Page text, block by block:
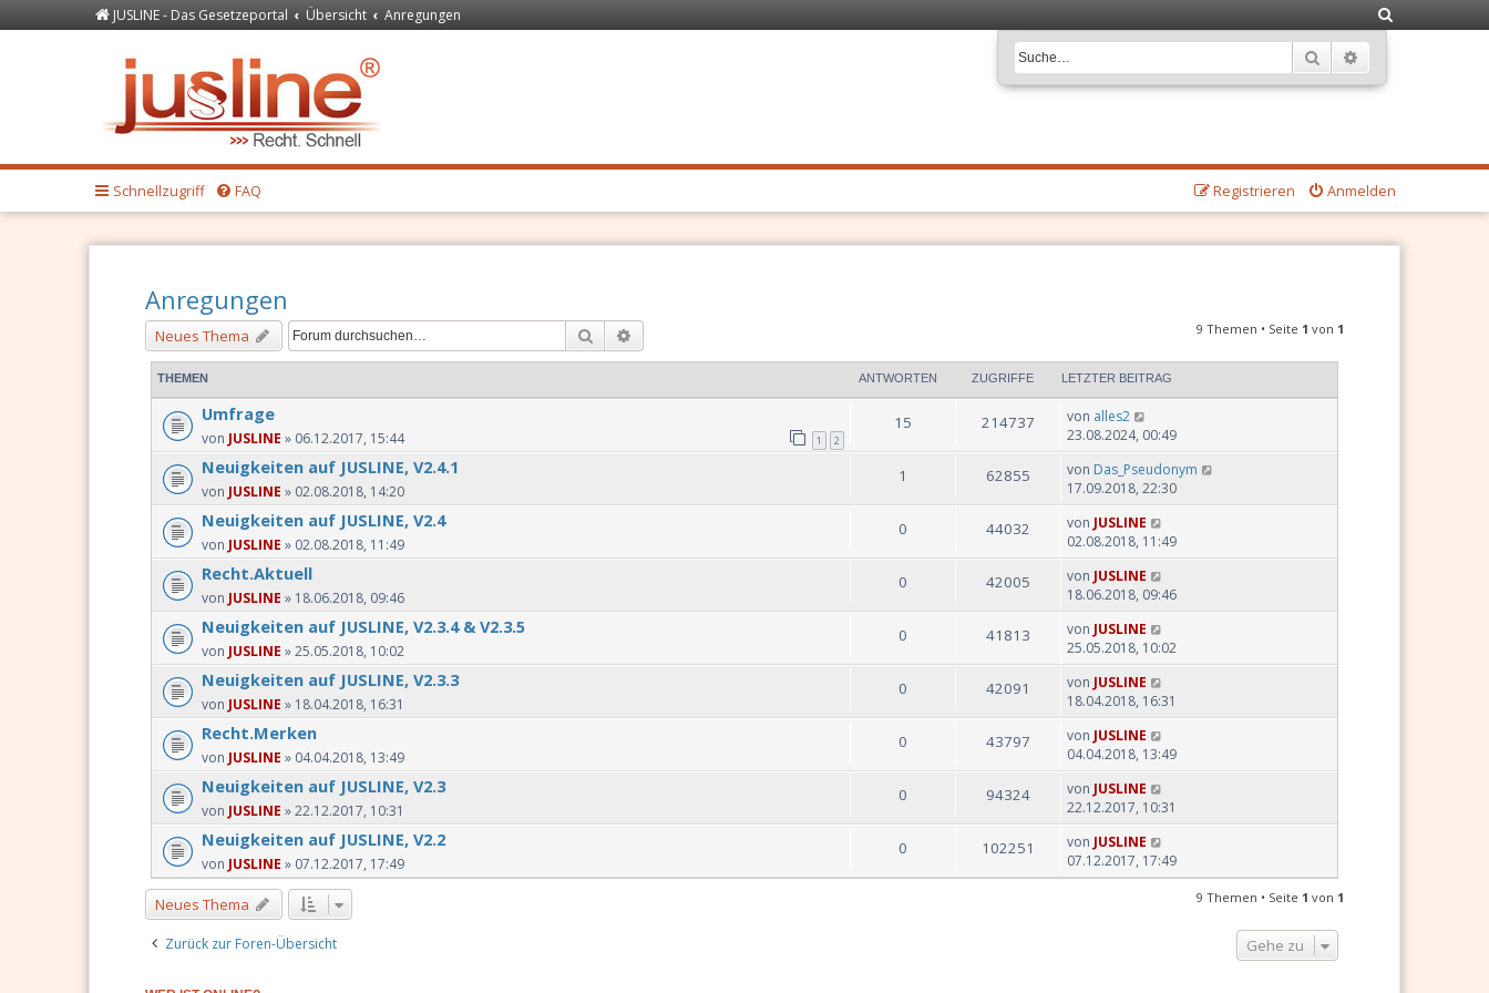
JUSLINE - Das Gesetzeportal Übersicht Anregungen
Suche
Schnellzugriff FAQ Anmelden
Registrieren
Anregungen
Neues Thema Suche 9 Themen • Seite 1 von 1
THEMEN ANTWORTEN ZUGRIFFE LETZTER BEITRAG
Umfrage
von JUSLINE » 06.12.2017, 15:44 1 2
15 214737 von alles2
23.08.2024, 00:49
Neuigkeiten auf JUSLINE, V2.4.1
von JUSLINE » 02.08.2018, 14:20
1 62855 von Das_Pseudonym
17.09.2018, 22:30
Neuigkeiten auf JUSLINE, V2.4
von JUSLINE » 02.08.2018, 11:49
0 44032 von JUSLINE
02.08.2018, 11:49
Recht.Aktuell
von JUSLINE » 18.06.2018, 09:46
0 42005 von JUSLINE
18.06.2018, 09:46
Neuigkeiten auf JUSLINE, V2.3.4 & V2.3.5
von JUSLINE » 25.05.2018, 10:02
0 41813 von JUSLINE
25.05.2018, 10:02
Neuigkeiten auf JUSLINE, V2.3.3
von JUSLINE » 18.04.2018, 16:31
0 42091 von JUSLINE
18.04.2018, 16:31
Recht.Merken
von JUSLINE » 04.04.2018, 13:49
0 43797 von JUSLINE
04.04.2018, 13:49
Neuigkeiten auf JUSLINE, V2.3
von JUSLINE » 22.12.2017, 10:31
0 94324 von JUSLINE
22.12.2017, 10:31
Neuigkeiten auf JUSLINE, V2.2
von JUSLINE » 07.12.2017, 17:49
0 102251 von JUSLINE
07.12.2017, 17:49
Neues Thema 9 Themen • Seite 1 von 1
Zurück zur Foren-Übersicht Gehe zu